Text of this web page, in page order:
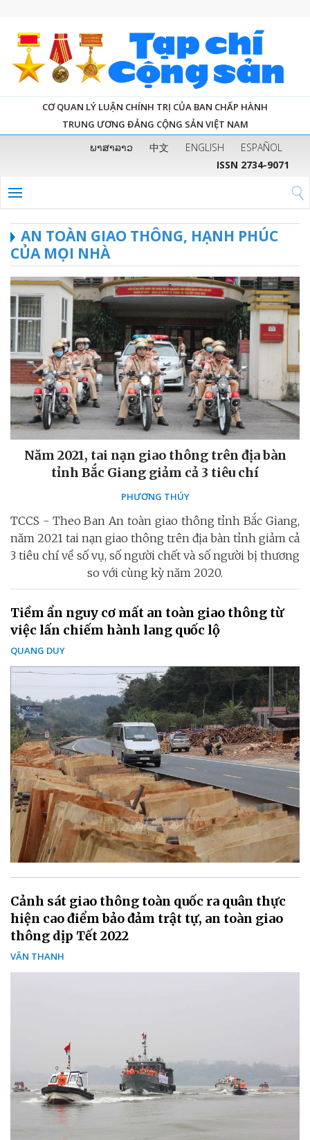
CƠ QUAN LÝ LUẬN CHÍNH TRỊ CỦA BAN CHẤP HÀNH
TRUNG ƯƠNG ĐẢNG CỘNG SẢN VIỆT NAM
ພາສາລາວ 中文 ENGLISH
ESPAÑOL
ISSN 2734-9071
AN TOÀN GIAO THÔNG, HẠNH PHÚC
CỦA MỌI NHÀ
Năm 2021, tai nạn giao thông trên địa bàn
tỉnh Bắc Giang giảm cả 3 tiêu chí
PHƯƠNG THÚY
TCCS - Theo Ban An toàn giao thông tỉnh Bắc Giang,
năm 2021 tai nạn giao thông trên địa bàn tỉnh giảm cả
3 tiêu chí về số vụ, số người chết và số người bị thương
so với cùng kỳ năm 2020.
Tiềm ẩn nguy cơ mất an toàn giao thông từ
việc lấn chiếm hành lang quốc lộ
QUANG DUY
Cảnh sát giao thông toàn quốc ra quân thực
hiện cao điểm bảo đảm trật tự, an toàn giao
thông dịp Tết 2022
VÂN THANH